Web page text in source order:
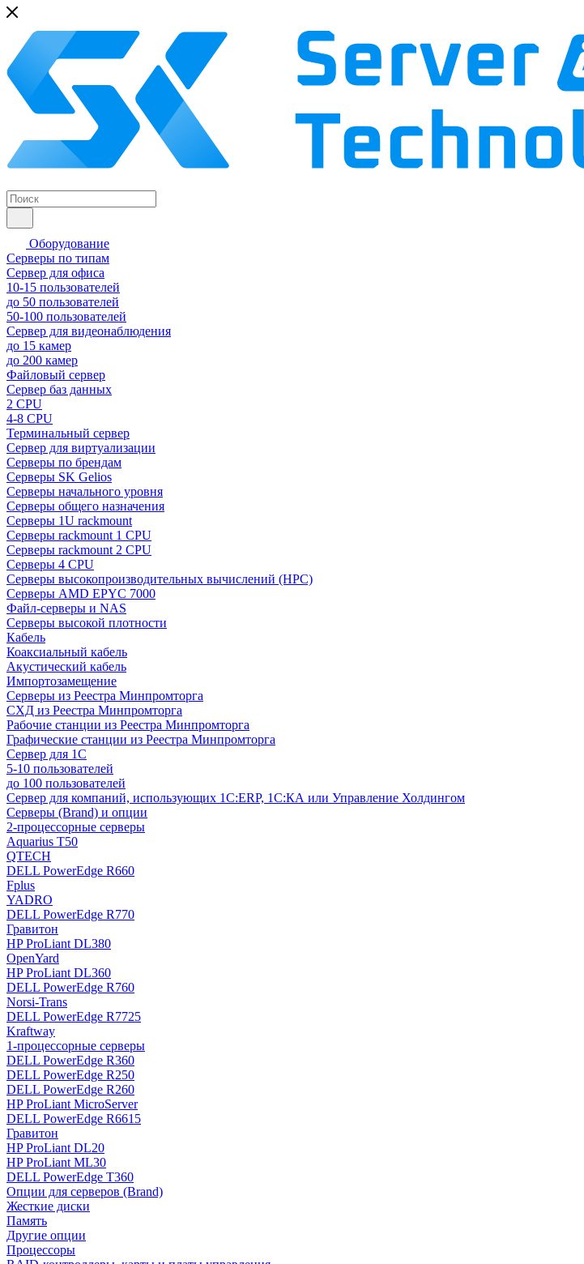
Оборудование
Серверы по типам
Сервер для офиса
10-15 пользователей
до 50 пользователей
50-100 пользователей
Сервер для видеонаблюдения
до 15 камер
до 200 камер
Файловый сервер
Сервер баз данных
2 CPU
4-8 CPU
Терминальный сервер
Сервер для виртуализации
Серверы по брендам
Серверы SK Gelios
Серверы начального уровня
Серверы общего назначения
Серверы 1U rackmount
Серверы rackmount 1 CPU
Серверы rackmount 2 CPU
Серверы 4 CPU
Серверы высокопроизводительных вычислений (HPC)
Серверы AMD EPYC 7000
Файл-серверы и NAS
Серверы высокой плотности
Кабель
Коаксиальный кабель
Акустический кабель
Импортозамещение
Серверы из Реестра Минпромторга
СХД из Реестра Минпромторга
Рабочие станции из Реестра Минпромторга
Графические станции из Реестра Минпромторга
Сервер для 1С
5-10 пользователей
до 100 пользователей
Сервер для компаний, использующих 1C:ERP, 1С:КА или Управление Холдингом
Серверы (Brand) и опции
2-процессорные серверы
Aquarius T50
QTECH
DELL PowerEdge R660
Fplus
YADRO
DELL PowerEdge R770
Гравитон
HP ProLiant DL380
OpenYard
HP ProLiant DL360
DELL PowerEdge R760
Norsi-Trans
DELL PowerEdge R7725
Kraftway
1-процессорные серверы
DELL PowerEdge R360
DELL PowerEdge R250
DELL PowerEdge R260
HP ProLiant MicroServer
DELL PowerEdge R6615
Гравитон
HP ProLiant DL20
HP ProLiant ML30
DELL PowerEdge T360
Опции для серверов (Brand)
Жесткие диски
Память
Другие опции
Процессоры